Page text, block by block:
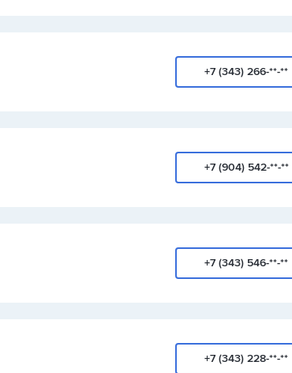
+7 (343) 266-**-**
+7 (904) 542-**-**
+7 (343) 546-**-**
+7 (343) 228-**-**